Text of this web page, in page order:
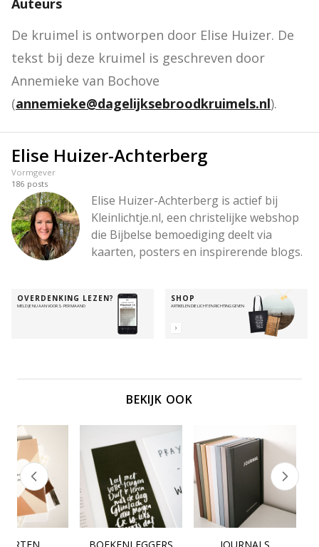
Auteurs
De kruimel is ontworpen door Elise Huizer. De
tekst bij deze kruimel is geschreven door
Annemieke van Bochove
(annemieke@dagelijksebroodkruimels.nl).
Elise Huizer-Achterberg
Vormgever
186 posts
Elise Huizer-Achterberg is actief bij
Kleinlichtje.nl, een christelijke webshop
die Bijbelse bemoediging deelt via
kaarten, posters en inspirerende blogs.
en dagelijks leven, met een warme,
toegankelijke toon en thema’s als hoop,
troost en licht, bedoeld om Bijbelteksten
en geloofswoorden dichtbij te brengen
OVERDENKING LEZEN?
MELD JE NU AAN VOOR 3,- PER MAAND
SHOP
ARTIKELEN DIE LICHT EN RICHTING GEVEN
BEKIJK OOK